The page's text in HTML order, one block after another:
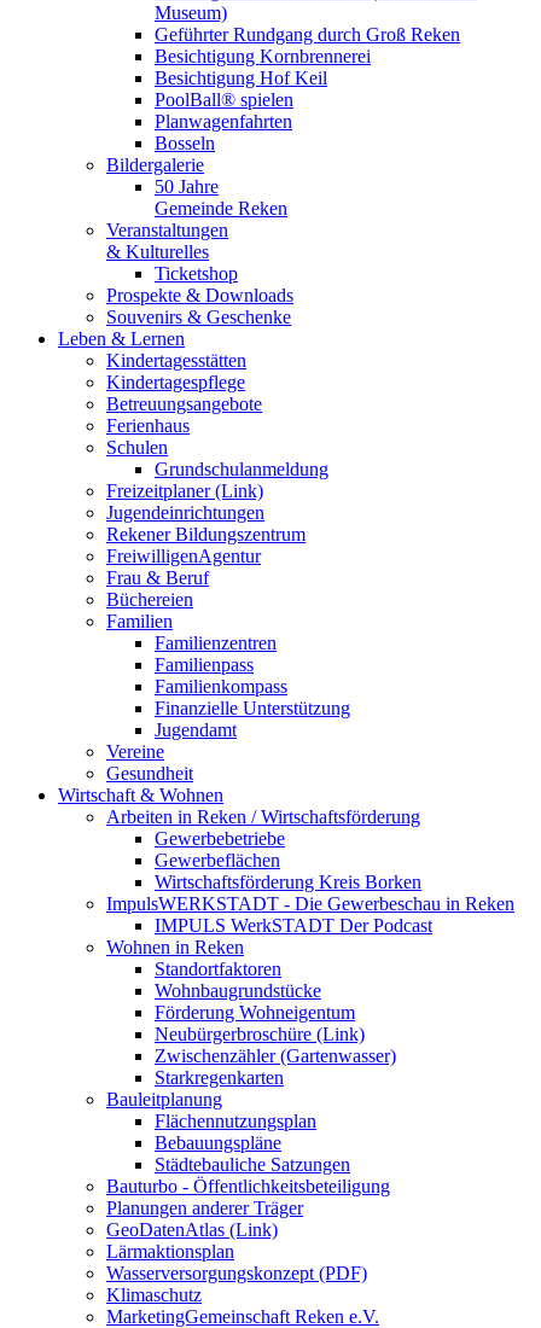
Museum)
Geführter Rundgang durch Groß Reken
Besichtigung Kornbrennerei
Besichtigung Hof Keil
PoolBall® spielen
Planwagenfahrten
Bosseln
Bildergalerie
50 Jahre
Gemeinde Reken
Veranstaltungen
& Kulturelles
Ticketshop
Prospekte & Downloads
Souvenirs & Geschenke
Leben & Lernen
Kindertagesstätten
Kindertagespflege
Betreuungsangebote
Ferienhaus
Schulen
Grundschulanmeldung
Freizeitplaner (Link)
Jugendeinrichtungen
Rekener Bildungszentrum
FreiwilligenAgentur
Frau & Beruf
Büchereien
Familien
Familienzentren
Familienpass
Familienkompass
Finanzielle Unterstützung
Jugendamt
Vereine
Gesundheit
Wirtschaft & Wohnen
Arbeiten in Reken / Wirtschaftsförderung
Gewerbebetriebe
Gewerbeflächen
Wirtschaftsförderung Kreis Borken
ImpulsWERKSTADT - Die Gewerbeschau in Reken
IMPULS WerkSTADT Der Podcast
Wohnen in Reken
Standortfaktoren
Wohnbaugrundstücke
Förderung Wohneigentum
Neubürgerbroschüre (Link)
Zwischenzähler (Gartenwasser)
Starkregenkarten
Bauleitplanung
Flächennutzungsplan
Bebauungspläne
Städtebauliche Satzungen
Bauturbo - Öffentlichkeitsbeteiligung
Planungen anderer Träger
GeoDatenAtlas (Link)
Lärmaktionsplan
Wasserversorgungskonzept (PDF)
Klimaschutz
MarketingGemeinschaft Reken e.V.